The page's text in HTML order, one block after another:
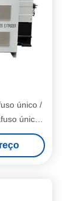
único /
único